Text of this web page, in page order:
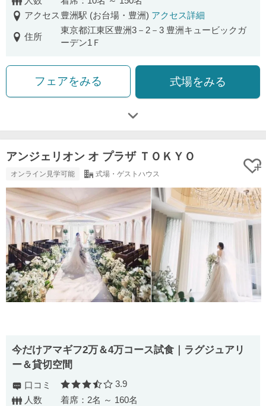
アクセス 豊洲駅 (お台場・豊洲) アクセス詳細
住所
東京都江東区豊洲3－2－3 豊洲キュービックガ
ーデン1Ｆ
フェアをみる 式場をみる
アンジェリオン オ プラザ ＴＯＫＹＯ
オンライン見学可能 式場・ゲストハウス
今だけアマギフ2万＆4万コース試食｜ラグジュアリ
ー＆貸切空間
口コミ 口コミ評価
3.9
人数
着席：2名 ～ 160名